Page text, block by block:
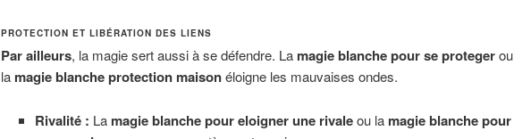
PROTECTION ET LIBÉRATION DES LIENS
Par ailleurs, la magie sert aussi à se défendre. La magie blanche pour se protegerou
la magie blanche protection maisonéloigne les mauvaises ondes.
Rivalité : La magie blanche pour eloigner une rivaleou la magie blanche pour